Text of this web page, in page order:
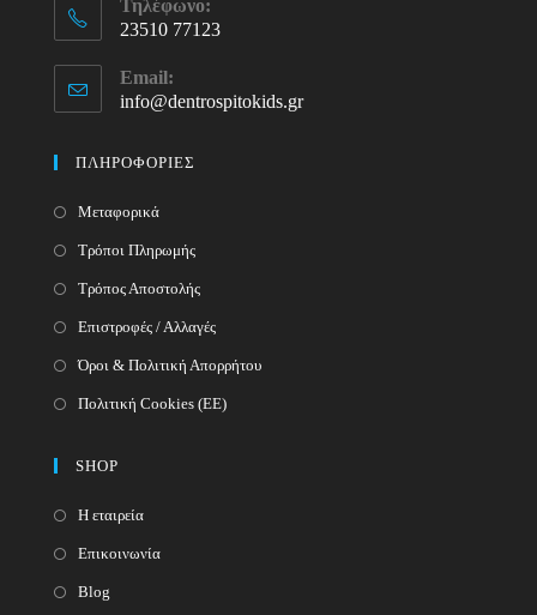
Τηλέφωνο:
23510 77123
in
your
Email:
info@dentrospitokids.grOpens
ΠΛΗΡΟΦΟΡΙΕΣ
Μεταφορικά
Τρόποι Πληρωμής
Τρόπος Αποστολής
Επιστροφές / Αλλαγές
Όροι & Πολιτική Απορρήτου
Πολιτική Cookies (ΕΕ)
SHOP
Η εταιρεία
Επικοινωνία
Blog